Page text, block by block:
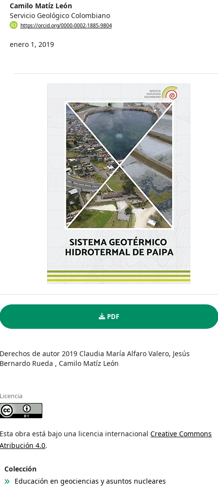
Camilo Matíz León
Servicio Geológico Colombiano
https://orcid.org/0000-0002-1885-9804
enero 1, 2019
PDF
Derechos de autor 2019 Claudia María Alfaro Valero, Jesús
Bernardo Rueda , Camilo Matíz León
Licencia
Esta obra está bajo una licencia internacionalCreative Commons
Atribución 4.0.
Colección
Educación en geociencias y asuntos nucleares